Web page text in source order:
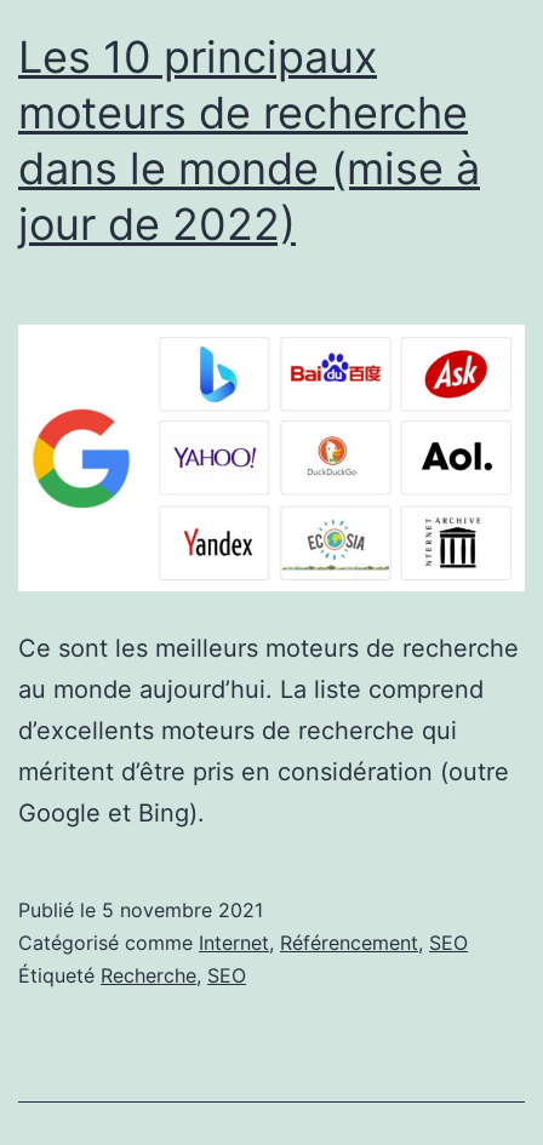
Les 10 principaux
moteurs de recherche
dans le monde (mise à
jour de 2022)
Ce sont les meilleurs moteurs de recherche
au monde aujourd’hui. La liste comprend
d’excellents moteurs de recherche qui
méritent d’être pris en considération (outre
Google et Bing).
Publié le 5 novembre 2021
Catégorisé comme Internet, Référencement, SEO
Étiqueté Recherche, SEO